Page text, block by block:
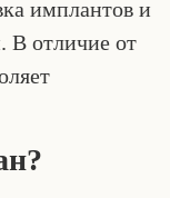
имплантов и
В отличие от